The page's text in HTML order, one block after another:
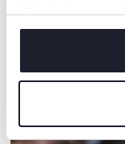
Chiudendo questo
cookie tecnici,
NOS